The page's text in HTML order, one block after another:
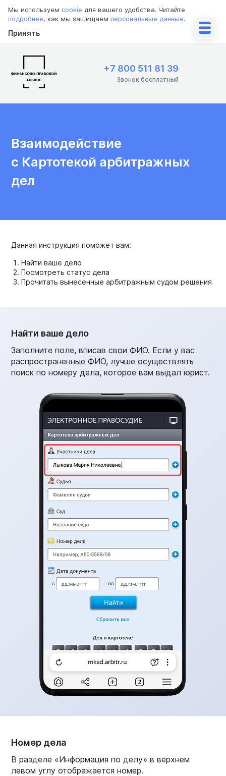
Мы используем cookie для вашего удобства. Читайте
подробнее, как мы защищаем персональные данные.
Принять
+7 800 511 81 39
Звонок бесплатный
Взаимодействие
с Картотекой арбитражных
дел
Данная инструкция поможет вам:
Найти ваше дело
Посмотреть статус дела
Прочитать вынесенные арбитражным судом решения
Найти ваше дело
Заполните поле, вписав свои ФИО. Если у вас
распространенные ФИО, лучше осуществлять
поиск по номеру дела, которое вам выдал юрист.
Номер дела
В разделе «Информация по делу» в верхнем
левом углу отображается номер.